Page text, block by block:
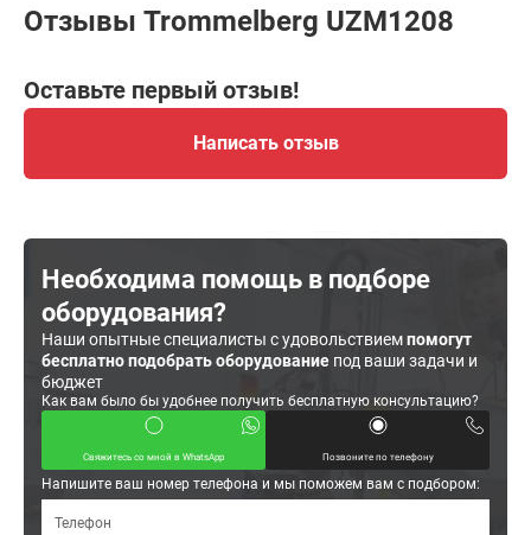
Отзывы Trommelberg UZM1208
Оставьте первый отзыв!
Написать отзыв
Необходима помощь в подборе
оборудования?
Наши опытные специалисты с удовольствиемпомогут
бесплатно подобрать оборудование под ваши задачи и
бюджет
Как вам было бы удобнее получить бесплатную консультацию?
Свяжитесь со мной в WhatsApp Позвоните по телефону
Напишите ваш номер телефона и мы поможем вам с подбором: